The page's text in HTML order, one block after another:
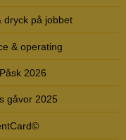
dryck på jobbet
& operating
2026
gåvor 2025